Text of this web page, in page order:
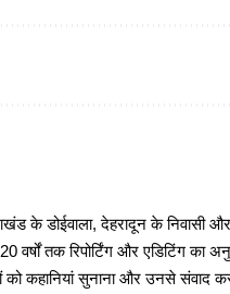
के डोईवाला, देहरादून के निवासी
वर्षों तक रिपोर्टिंग और एडिटिंग
कहानियां सुनाना और उनसे संवाद